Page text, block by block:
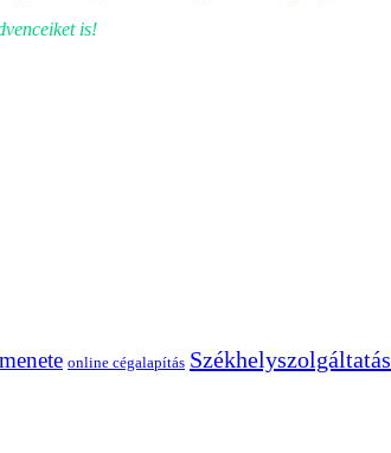
is!
online cégalapítás Székhelyszolgáltatás